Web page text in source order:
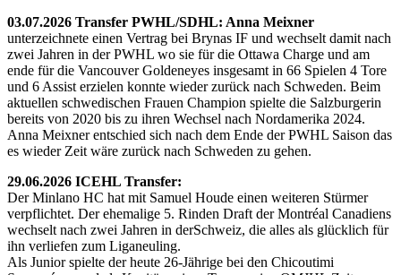
03.07.2026 Transfer PWHL/SDHL: Anna Meixner
unterzeichnete einen Vertrag bei Brynas IF und wechselt damit nach
zwei Jahren in der PWHL wo sie für die Ottawa Charge und am
ende für die Vancouver Goldeneyes insgesamt in 66 Spielen 4 Tore
und 6 Assist erzielen konnte wieder zurück nach Schweden. Beim
aktuellen schwedischen Frauen Champion spielte die Salzburgerin
bereits von 2020 bis zu ihren Wechsel nach Nordamerika 2024.
Anna Meixner entschied sich nach dem Ende der PWHL Saison das
es wieder Zeit wäre zurück nach Schweden zu gehen.
29.06.2026 ICEHL Transfer:
Der Minlano HC hat mit Samuel Houde einen weiteren Stürmer
verpflichtet. Der ehemalige 5. Rinden Draft der Montréal Canadiens
wechselt nach zwei Jahren in derSchweiz, die alles als glücklich für
ihn verliefen zum Liganeuling.
Als Junior spielte der heute 26-Jährige bei den Chicoutimi